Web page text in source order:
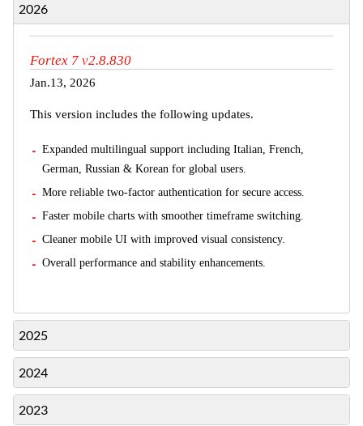
2026
Fortex 7 v2.8.830
Jan.13, 2026
This version includes the following updates.
Expanded multilingual support including Italian, French,
German, Russian & Korean for global users.
More reliable two-factor authentication for secure access.
Faster mobile charts with smoother timeframe switching.
Cleaner mobile UI with improved visual consistency.
Overall performance and stability enhancements.
2025
2024
2023